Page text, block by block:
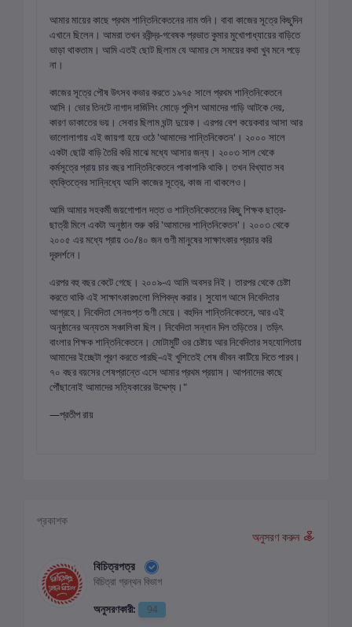
আমার মায়ের কাছে প্রথম শান্তিনিকেতনের নাম শুনি। বাবা কাজের সূত্রে কিছুদিন
এখানে ছিলেন। আমরা তখন রবীন্দ্র-গবেষক প্রভাত কুমার মুখোপাধ্যায়ের বাড়িতে
ভাড়া থাকতাম। আমি এতই ছোট ছিলাম যে আমার সে সময়ের কথা খুব মনে পড়ে
না।
কাজের সূত্রে পৌষ উৎসব কভার করতে ১৯৭৫ সালে প্রথম শান্তিনিকেতনে
আসি। ভোর তিনটে নাগাদ দার্জিলিং মোড়ে পুলিশ আমাদের গাড়ি আটকে দেয়,
কারণ ডাকাতের ভয়। সেবার ছিলাম ঘন্টা দুয়েক। এরপর বেশ কয়েকবার আসা আর
ভালোলাগায় এই জায়গা হয়ে ওঠে 'আমাদের শান্তিনিকেতন'। ২০০০ সালে
একটা ছোট্ট বাড়ি তৈরি করি মাঝে মধ্যে আসার জন্য। ২০০৩ সাল থেকে
কর্মসূত্রে প্রায় চার বছর শান্তিনিকেতনে পাকাপাকি থাকি। তখন বিখ্যাত সব
ব্যক্তিত্বের সান্নিধ্যে আসি কাজের সূত্রে, কাজ না থাকলেও।
আমি আমার সহকর্মী জয়গোপাল দত্ত ও শান্তিনিকেতনের কিছু শিক্ষক ছাত্র-
ছাত্রী মিলে একটা অনুষ্ঠান শুরু করি 'আমাদের শান্তিনিকেতন'। ২০০৩ থেকে
২০০৫ এর মধ্যে প্রায় ৩০/৪০ জন গুণী মানুষের সাক্ষাৎকার প্রচার করি
দূরদর্শনে।
এরপর বহু বছর কেটে গেছে। ২০০৯-এ আমি অবসর নিই। তারপর থেকে চেষ্টা
করতে থাকি এই সাক্ষাৎকারগুলো লিপিবদ্ধ করার। সুযোগ আসে নিবেদিতার
আগ্রহে। নিবেদিতা সেনগুপ্ত গুণী মেয়ে। বহুদিন শান্তিনিকেতনে, আর এই
অনুষ্ঠানের অন্যতম সঞ্চালিকা ছিল। নিবেদিতা সন্ধান দিল তড়িতের। তড়িৎ
বাংলার শিক্ষক শান্তিনিকেতনে। মোটামুটি ওর চেষ্টায় আর নিবেদিতার সহযোগিতায়
আমাদের ইচ্ছেটা পূরণ করতে পারছি-এই খুশিতেই শেষ জীবন কাটিয়ে দিতে পারব।
৭০ বছর বয়সের শেষপ্রান্তে এসে আমার প্রথম প্রয়াস। আপনাদের কাছে
পৌঁছানোই আমাদের সত্যিকারের উদ্দেশ্য।"
—প্রতীপ রায়
প্রকাশক
অনুসরণ করুন
বিচিত্রপত্র
বিচিত্রা গ্রন্থন বিভাগ
অনুসরণকারী:
94